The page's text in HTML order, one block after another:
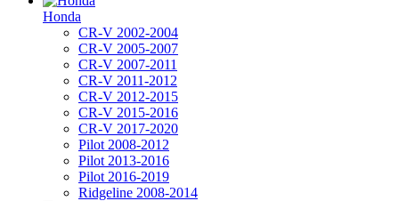
Honda
CR-V 2002-2004
CR-V 2005-2007
CR-V 2007-2011
CR-V 2011-2012
CR-V 2012-2015
CR-V 2015-2016
CR-V 2017-2020
Pilot 2008-2012
Pilot 2013-2016
Pilot 2016-2019
Ridgeline 2008-2014